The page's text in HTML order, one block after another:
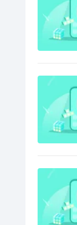
办落灰
了这么
服。
游戏的
不会有
有手办
游戏里
手办越
二次元
柜子的
二次
二次元
重要的
戏内都
关，那
玩家们
所拥有